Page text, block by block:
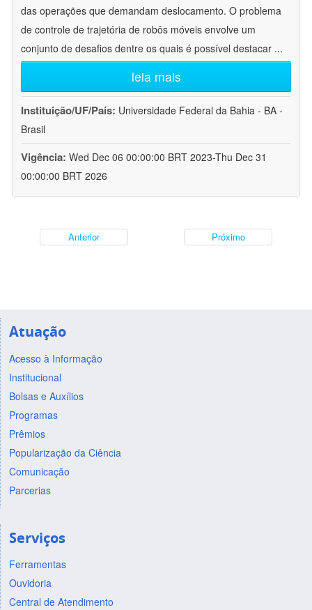
das operações que demandam deslocamento. O problema
de controle de trajetória de robôs móveis envolve um
conjunto de desafios dentre os quais é possível destacar ...
leia mais
Instituição/UF/País: Universidade Federal da Bahia - BA -
Brasil
Vigência: Wed Dec 06 00:00:00 BRT 2023-Thu Dec 31
00:00:00 BRT 2026
Anterior Próximo
Atuação
Acesso à Informação
Institucional
Bolsas e Auxílios
Programas
Prêmios
Popularização da Ciência
Comunicação
Parcerias
Serviços
Ferramentas
Ouvidoria
Central de Atendimento